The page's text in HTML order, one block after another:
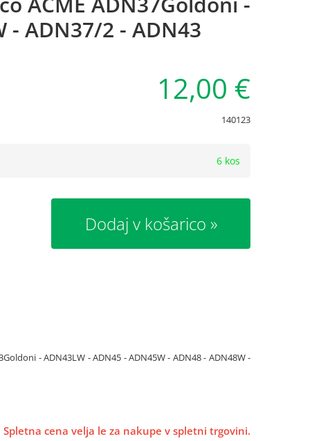
- ADN37/2 - ADN43
12,00 €
140123
6 kos
Dodaj v košarico
- ADN43LW - ADN45 - ADN45W - ADN48 - ADN48W -
Spletna cena velja le za nakupe v spletni trgovini.